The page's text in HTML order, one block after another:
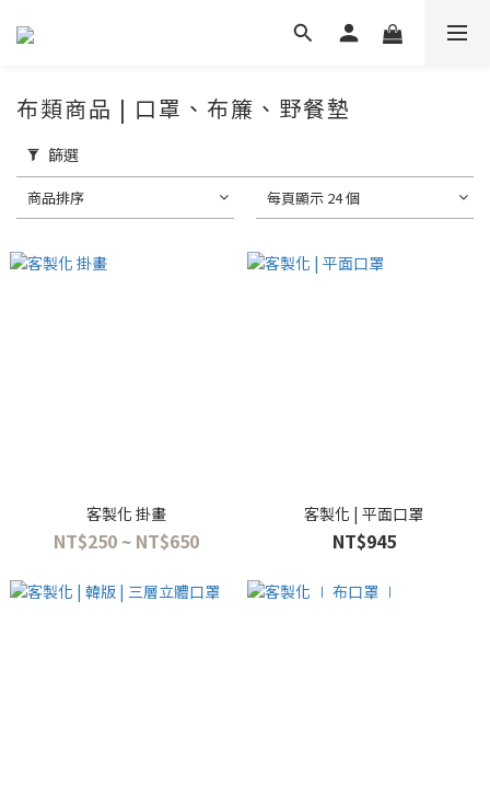
布類商品 | 口罩、布簾、野餐墊
篩選
商品排序 每頁顯示 24 個
客製化 掛畫
NT$250 ~ NT$650
客製化 | 平面口罩
NT$945